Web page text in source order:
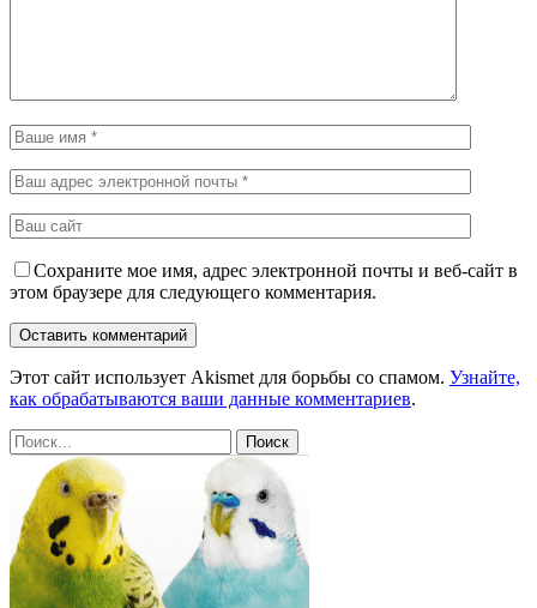
Сохраните мое имя, адрес электронной почты и веб-сайт в
этом браузере для следующего комментария.
Этот сайт использует Akismet для борьбы со спамом. Узнайте,
как обрабатываются ваши данные комментариев.